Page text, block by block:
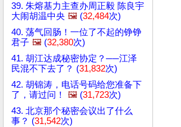
39. 朱熔基力主查办周正毅 陈良宇
大闹胡温中央 🖼️ (32,484次)
40. 荡气回肠！一位了不起的铮铮
君子 🖼️ (32,380次)
41. 胡江达成秘密协定？──江泽
民混不下去了？ (31,832次)
42. 胡锦涛，电话号码给您准备下
了，请过问！
🖼️ (31,723次)
43. 北京那个秘密会议出了什么
事？ (31,542次)